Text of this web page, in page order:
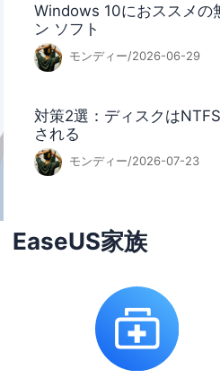
Windows 10におススメの
ン ソフト
モンディー/2026-06-29
対策2選：ディスクは
される
モンディー/2026-07-23
EaseUS家族